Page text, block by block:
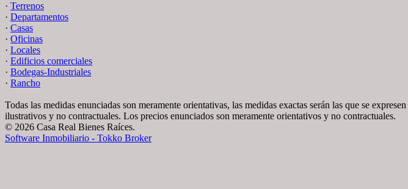
· Terrenos
· Departamentos
· Casas
· Oficinas
· Locales
· Edificios comerciales
· Bodegas-Industriales
· Rancho
Todas las medidas enunciadas son meramente orientativas, las medidas exactas serán las que se
ilustrativos y no contractuales. Los precios enunciados son meramente orientativos y no contractuales.
© 2026 Casa Real Bienes Raíces.
Software Inmobiliario - Tokko Broker